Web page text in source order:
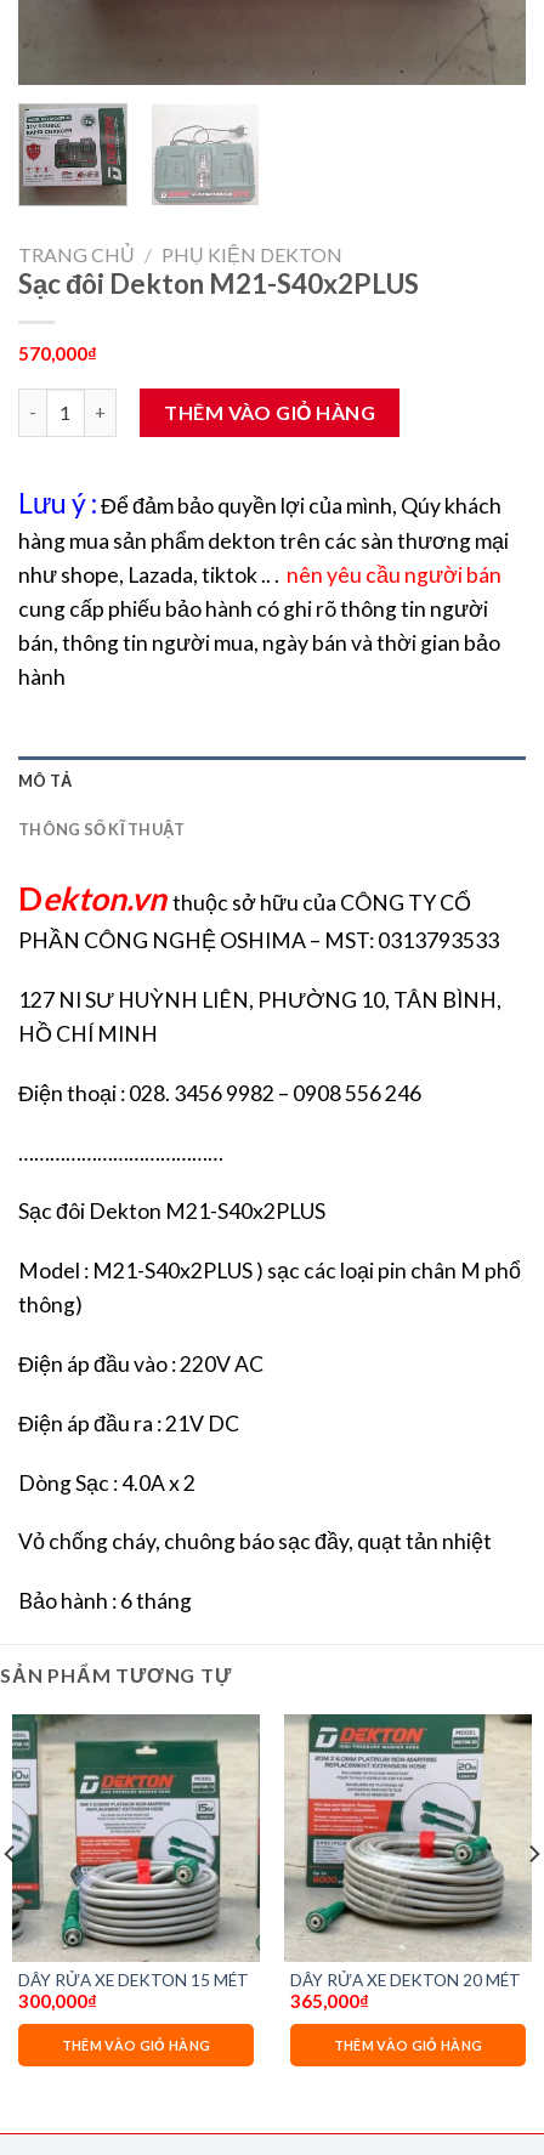
TRANG CHỦ / PHỤ KIỆN DEKTON
Sạc đôi Dekton M21-S40x2PLUS
570,000₫
Sạc đôi Dekton M21-S40x2PLUS số lượng
THÊM VÀO GIỎ HÀNG
Lưu ý :Để đảm bảo quyền lợi của mình, Qúy khách
hàng mua sản phẩm dekton trên các sàn thương mại
như shope, Lazada, tiktok .. . nên yêu cầu người bán
cung cấp phiếu bảo hành có ghi rõ thông tin người
bán, thông tin người mua, ngày bán và thời gian bảo
hành
MÔ TẢ
THÔNG SỐ KĨ THUẬT
Dekton.vn thuộc sở hữu của CÔNG TY CỔ
PHẦN CÔNG NGHỆ OSHIMA – MST: 0313793533
127 NI SƯ HUỲNH LIÊN, PHƯỜNG 10, TÂN BÌNH,
HỒ CHÍ MINH
Điện thoại : 028. 3456 9982 – 0908 556 246
…………………………………
Sạc đôi Dekton M21-S40x2PLUS
Model : M21-S40x2PLUS ) sạc các loại pin chân M phổ
thông)
Điện áp đầu vào : 220V AC
Điện áp đầu ra : 21V DC
Dòng Sạc : 4.0A x 2
Vỏ chống cháy, chuông báo sạc đầy, quạt tản nhiệt
Bảo hành : 6 tháng
SẢN PHẨM TƯƠNG TỰ
DÂY RỬA XE DEKTON 15 MÉT
300,000₫
THÊM VÀO GIỎ HÀNG
DÂY RỬA XE DEKTON 20 MÉT
365,000₫
THÊM VÀO GIỎ HÀNG